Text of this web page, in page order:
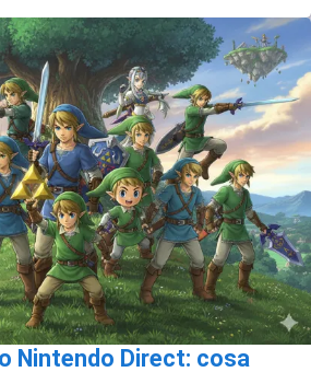
Nintendo Direct: cosa